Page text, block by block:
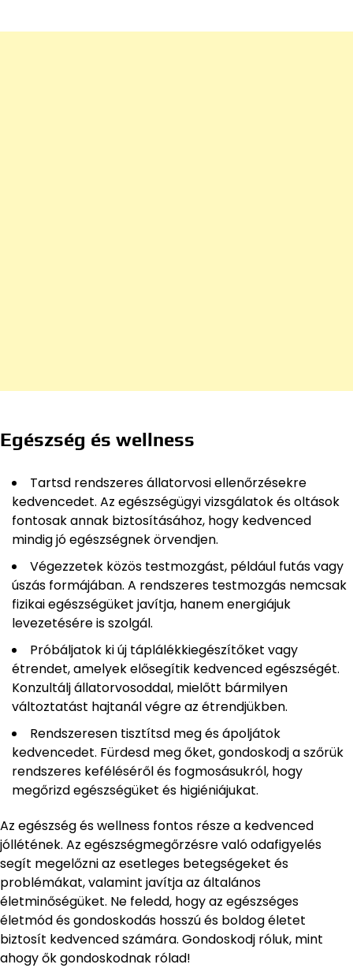
Egészség és wellness
Tartsd rendszeres állatorvosi ellenőrzésekre
kedvencedet. Az egészségügyi vizsgálatok és oltások
fontosak annak biztosításához, hogy kedvenced
mindig jó egészségnek örvendjen.
Végezzetek közös testmozgást, például futás vagy
úszás formájában. A rendszeres testmozgás nemcsak
fizikai egészségüket javítja, hanem energiájuk
levezetésére is szolgál.
Próbáljatok ki új táplálékkiegészítőket vagy
étrendet, amelyek elősegítik kedvenced egészségét.
Konzultálj állatorvosoddal, mielőtt bármilyen
változtatást hajtanál végre az étrendjükben.
Rendszeresen tisztítsd meg és ápoljátok
kedvencedet. Fürdesd meg őket, gondoskodj a szőrük
rendszeres keféléséről és fogmosásukról, hogy
megőrizd egészségüket és higiéniájukat.
Az egészség és wellness fontos része a kedvenced
jóllétének. Az egészségmegőrzésre való odafigyelés
segít megelőzni az esetleges betegségeket és
problémákat, valamint javítja az általános
életminőségüket. Ne feledd, hogy az egészséges
életmód és gondoskodás hosszú és boldog életet
biztosít kedvenced számára. Gondoskodj róluk, mint
ahogy ők gondoskodnak rólad!